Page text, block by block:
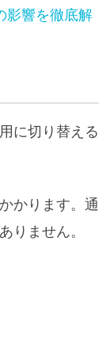
影響を徹底解
に切り替える
かります。通
りません。